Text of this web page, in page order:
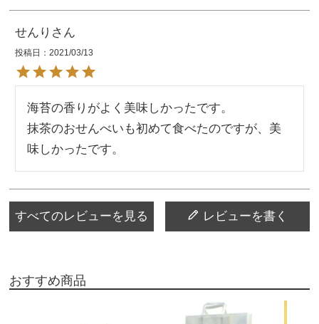
せんり
投稿日 2021/03/13
海苔の香りがよく美味しかったです。
抹茶のおせんべいも初めて食べたのですが、美
すべてのレビューを見る レビューを書く
おすすめ商品